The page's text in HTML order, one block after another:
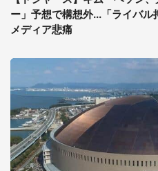
ー」予想で構想外...「ライバ
メディア悲痛